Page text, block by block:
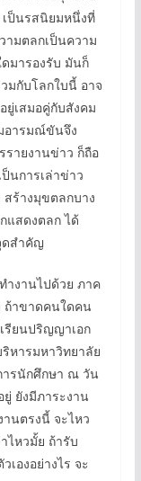
ป็นรสนิยมหนึ่งที่
มตลกเป็นความ
มารองรับ มันก็
มกับโลกใบนี้ อาจ
ยู่เสมอคู่กับสังคม
อารมณ์ขันจึง
รายงานข่าว ก็ถือ
นการเล่าข่าว
สร้างมุขตลกบาง
แสดงตลก ได้
ดสำคัญ
ำงานไปด้วย ภาค
ถ้าขาดคนใดคน
รียนปริญญาเอก
หารมหาวิทยาลัย
ารนักศึกษา ณ วัน
ยังมีภาระงาน
านตรงนี้ จะไหว
ไหวมั้ย ถ้ารับ
องอย่างไร จะ